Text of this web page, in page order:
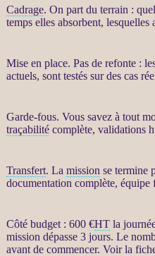
Cadrage. On part du terrain :
temps elles absorbent, lesquelles
Mise en place. Pas de refonte :
actuels, sont testés sur des cas
Garde-fous. Vous savez à tout
traçabilitécomplète, validations
Transfert. La mission se termine
documentation complète, équipe
Côté budget : 600 €HTla
mission dépasse 3 jours. Le
avant de commencer. Voir la